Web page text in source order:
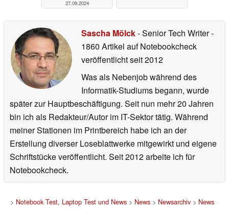
27.09.2024
Sascha Mölck- Senior Tech Writer-
1860 Artikel auf Notebookcheck
veröffentlichtseit 2012
Was als Nebenjob während des
Informatik-Studiums begann, wurde
später zur Hauptbeschäftigung. Seit nun mehr 20 Jahren
bin ich als Redakteur/Autor im IT-Sektor tätig. Während
meiner Stationen im Printbereich habe ich an der
Erstellung diverser Loseblattwerke mitgewirkt und eigene
Schriftstücke veröffentlicht. Seit 2012 arbeite ich für
Notebookcheck.
> Notebook Test, Laptop Test und News> News> Newsarchiv> News